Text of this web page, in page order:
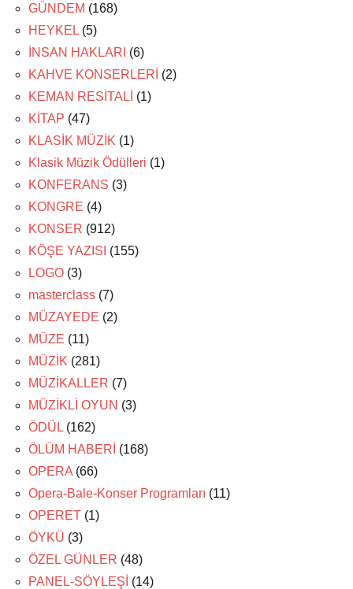
GÜNDEM (168)
HEYKEL (5)
İNSAN HAKLARI (6)
KAHVE KONSERLERİ (2)
KEMAN RESİTALİ (1)
KİTAP (47)
KLASİK MÜZİK (1)
Klasik Müzik Ödülleri (1)
KONFERANS (3)
KONGRE (4)
KONSER (912)
KÖŞE YAZISI (155)
LOGO (3)
masterclass (7)
MÜZAYEDE (2)
MÜZE (11)
MÜZİK (281)
MÜZİKALLER (7)
MÜZİKLİ OYUN (3)
ÖDÜL (162)
ÖLÜM HABERİ (168)
OPERA (66)
Opera-Bale-Konser Programları (11)
OPERET (1)
ÖYKÜ (3)
ÖZEL GÜNLER (48)
PANEL-SÖYLEŞİ (14)